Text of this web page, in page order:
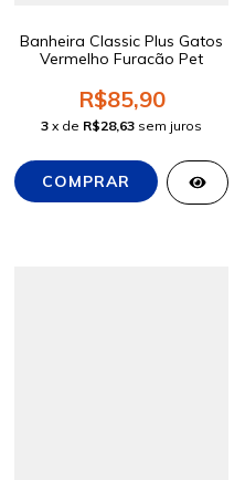
Banheira Classic Plus Gatos
Vermelho Furacão Pet
R$85,90
3 x de R$28,63 sem juros